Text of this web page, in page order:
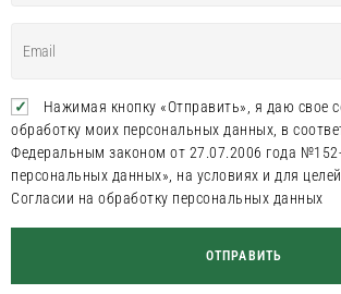
Нажимая кнопку «Отправить», я даю свое
обработку моих персональных данных, в
Федеральным законом от 27.07.2006 года
персональных данных», на условиях и для
Согласии на обработку персональных данных